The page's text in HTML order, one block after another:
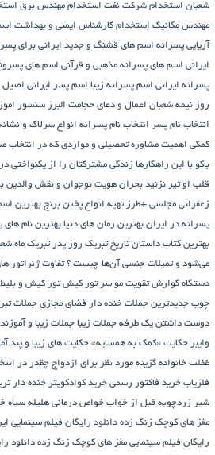
شعبان استخدام شرکت نفت استخدام مهندس برق
مهندس مکانیک استخدام کارشناس ایمنی و بهداشت
آریایی پسرانه اسم های قشنگ و جدید ایرانی برای پسر
ایرانی اسم های پسرانه مذهبی و قرآنی اسم های
پسرانه ایرانی اسم پسرانه زیبا اسم پسر ایرانی اصیل
روز نیمه شعبان اعمال و دعای حجامت البرز سنسور
انتخاب نام پسر انتخاب نام پسرانه انواع سرلاک و
کمکی اهمیت مشاوره تحصیلی و مواردی که در انتخاب
باکو با این راهکارها زندگی مشترکتان را از یکنواختی
قلب او تیر نزنید بحران هویت نوجوان و نقش والدین
زعفرانی مجلسی +طرز تهیه انواع پختن برنج بهترین
پسرانه در ایران بهترین رمان های دنیا بهترین نام های
بهترین کتاب داستان تاریخ تبریک روز پدر تبریک ماه
می‌شود و تمیلات جنسی آن‌ها چیست ؟ تفاوت ژنراتور
دستگاه گوارش تقویت مو سر تور کیش تور کیش و
چوب جدیدترین جملات خنده دار فضای مجازی جملات
دوست داشتن یک طرفه جملات زیبا جملات زیبا و
وایبر حکایت «کمک به همسایه» حکایت های زیبا و پند
غفلت خانواده گزینه مورد نظر برای ازدواج چقدر در
فلزیاب خرید فاکتور رسمی خرید کوادکوپتر خنده دار
شیر زردچوبه قبل از خواب خواص درمانی هلیله سیاه
مغز های کوچک زنگ زده دانلود رایگان فیلم سینمایی
رایگان فیلم سینمایی مغز های کوچک زنگ زده دانلود